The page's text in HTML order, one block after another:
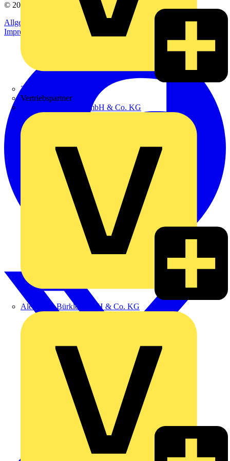
Zumtobel
Vertriebspartner
Adalbert Zajadacz GmbH & Co. KG
Alexander Bürkle GmbH & Co. KG
© 2002-
Voltimum
Allgemeine Geschäftsbedingungen
Datenschutzerklärung
Impressum